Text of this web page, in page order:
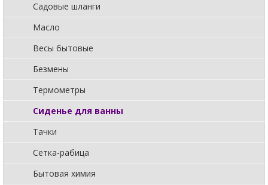
Садовые шланги
Масло
Весы бытовые
Безмены
Термометры
Сиденье для ванны
Тачки
Сетка-рабица
Бытовая химия